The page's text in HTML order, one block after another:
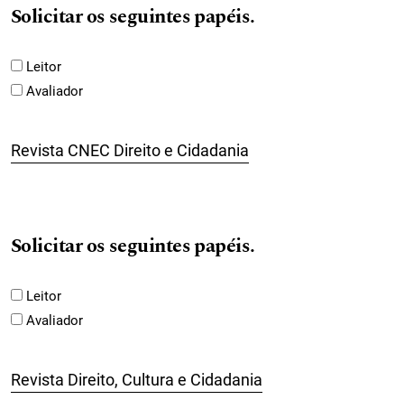
Solicitar os seguintes papéis.
Leitor
Avaliador
Revista CNEC Direito e Cidadania
Solicitar os seguintes papéis.
Leitor
Avaliador
Revista Direito, Cultura e Cidadania